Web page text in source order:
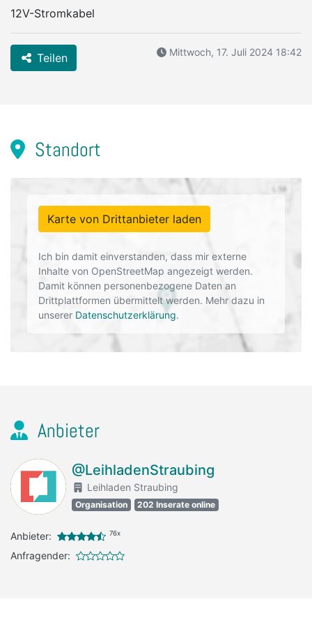
12V-Stromkabel
Teilen Mittwoch, 17. Juli 2024 18:42
Standort
Karte von Drittanbieter laden
Ich bin damit einverstanden, dass mir externe
Inhalte von OpenStreetMap angezeigt werden.
Damit können personenbezogene Daten an
Drittplattformen übermittelt werden. Mehr dazu in
unserer Datenschutzerklärung.
Anbieter
@LeihladenStraubing
Leihladen Straubing
Organisation 202 Inserate online
Anbieter: 76x
Anfragender: